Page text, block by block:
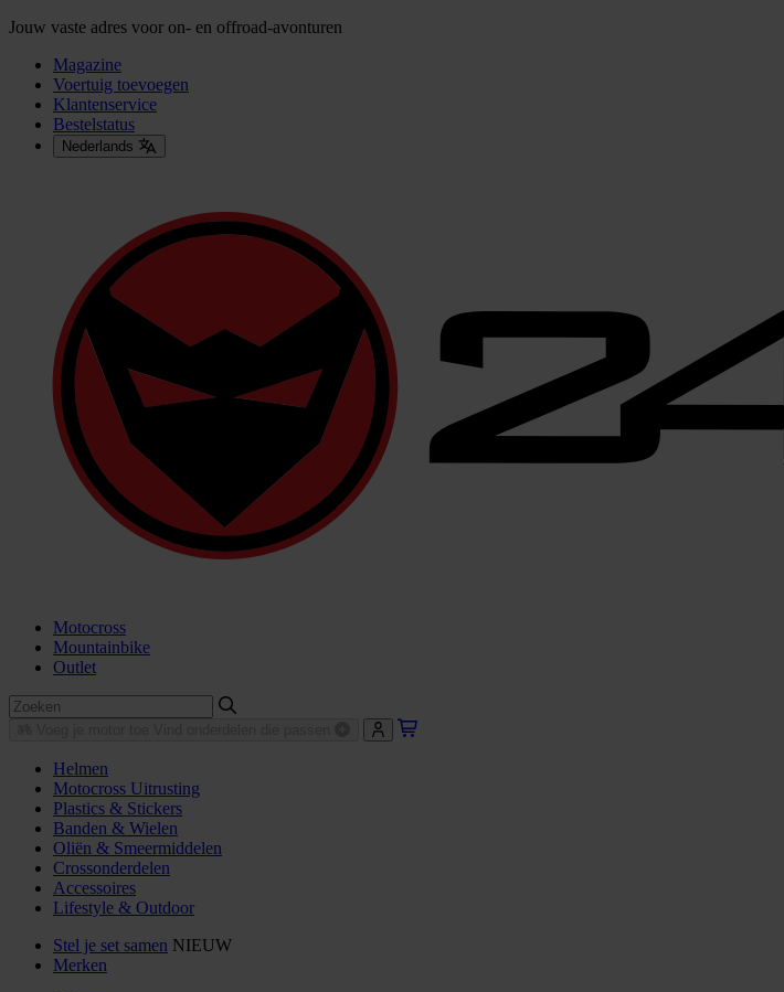
Jouw vaste adres voor on- en offroad-avonturen
Magazine
Voertuig toevoegen
Klantenservice
Bestelstatus
Nederlands
Motocross
Mountainbike
Outlet
Helmen
Motocross Uitrusting
Plastics & Stickers
Banden & Wielen
Oliën & Smeermiddelen
Crossonderdelen
Accessoires
Lifestyle & Outdoor
Stel je set samen NIEUW
Merken